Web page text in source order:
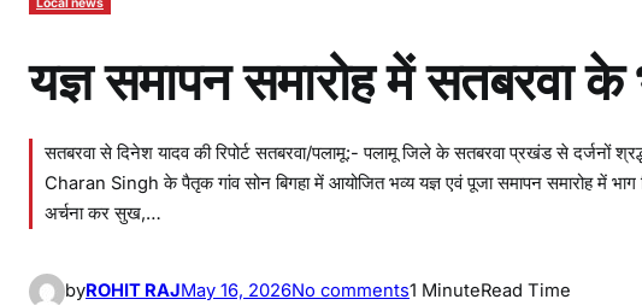
Local news
यज्ञ समापन समारोह में सतबरवा
सतबरवा से दिनेश यादव की रिपोर्ट सतबरवा/पलामू:- पलामू जिले के सतबरवा प्रखंड से दर्जनों
Charan Singh के पैतृक गांव सोन बिगहा में आयोजित भव्य यज्ञ एवं पूजा समापन समारोह में भाग
अर्चना कर सुख,…
byROHIT RAJMay 16, 2026No commentso
1 MinuteRead Time